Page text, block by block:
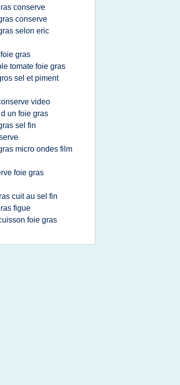
conserve
conserve
selon eric
gras
tomate foie gras
sel et piment
video
un foie gras
sel fin
micro ondes film
foie gras
cuit au sel fin
figue
foie gras